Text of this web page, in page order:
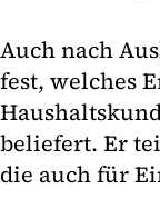
Auch nach
fest, welches
beliefert. Er
die auch für